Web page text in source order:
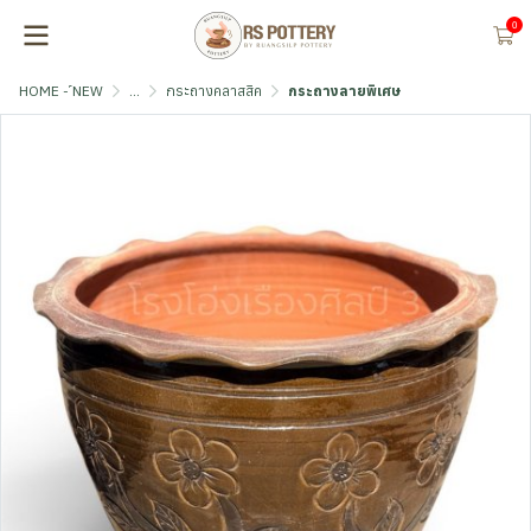
0
HOME - ์NEW ... กระถางคลาสสิค กระถางลายพิเศษ